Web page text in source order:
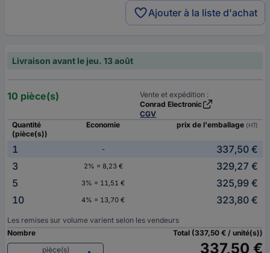
Ajouter à la liste d'achat
Livraison avant le jeu. 13 août
10 pièce(s)
Vente et expédition :
Conrad Electronic
CGV
Quantité
(pièce(s))
Economie prix de l'emballage (HT)
1 -
337,50 €
3
2% = 8,23 €
329,27 €
5
3% = 11,51 €
325,99 €
10
4% = 13,70 € 323,80 €
Les remises sur volume varient selon les vendeurs
Nombre
pièce(s)
Total (337,50 € / unité(s))
337,50 €